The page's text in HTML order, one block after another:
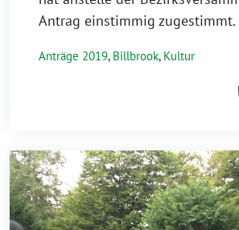
Antrag einstimmig zugestimmt.
Anträge 2019, Billbrook, Kultur